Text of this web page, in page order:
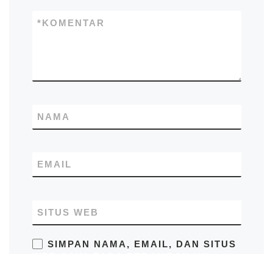
KOMENTAR
*
NAMA
EMAIL
SITUS WEB
SIMPAN NAMA, EMAIL, DAN SITUS